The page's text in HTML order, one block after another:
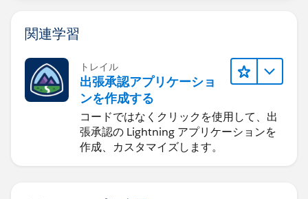
関連学習
トレイル
出張承認アプリケーショ
ンを作成する
コードではなくクリックを使用して、出
張承認の Lightning アプリケーションを
作成、カスタマイズします。